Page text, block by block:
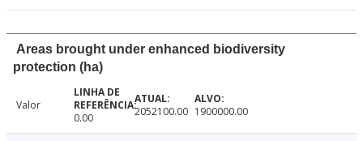
Areas brought under enhanced biodiversity
protection (ha)
Valor
0.00
2052100.00 1900000.00